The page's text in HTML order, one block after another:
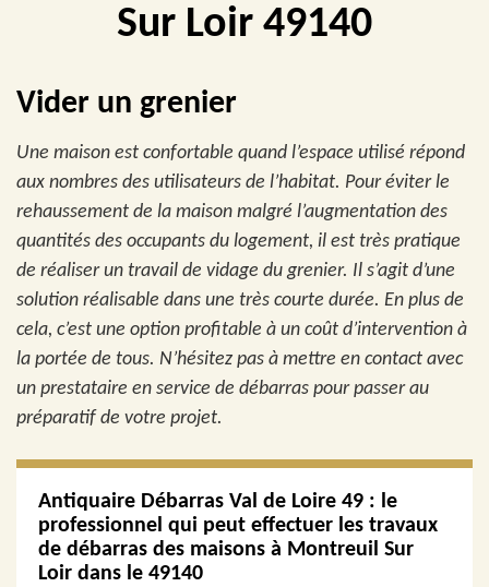
Sur Loir 49140
Vider un grenier
Une maison est confortable quand l’espace utilisé répond
aux nombres des utilisateurs de l’habitat. Pour éviter le
rehaussement de la maison malgré l’augmentation des
quantités des occupants du logement, il est très pratique
de réaliser un travail de vidage du grenier. Il s’agit d’une
solution réalisable dans une très courte durée. En plus de
cela, c’est une option profitable à un coût d’intervention à
la portée de tous. N’hésitez pas à mettre en contact avec
un prestataire en service de débarras pour passer au
préparatif de votre projet.
Antiquaire Débarras Val de Loire 49 : le
professionnel qui peut effectuer les travaux
de débarras des maisons à Montreuil Sur
Loir dans le 49140